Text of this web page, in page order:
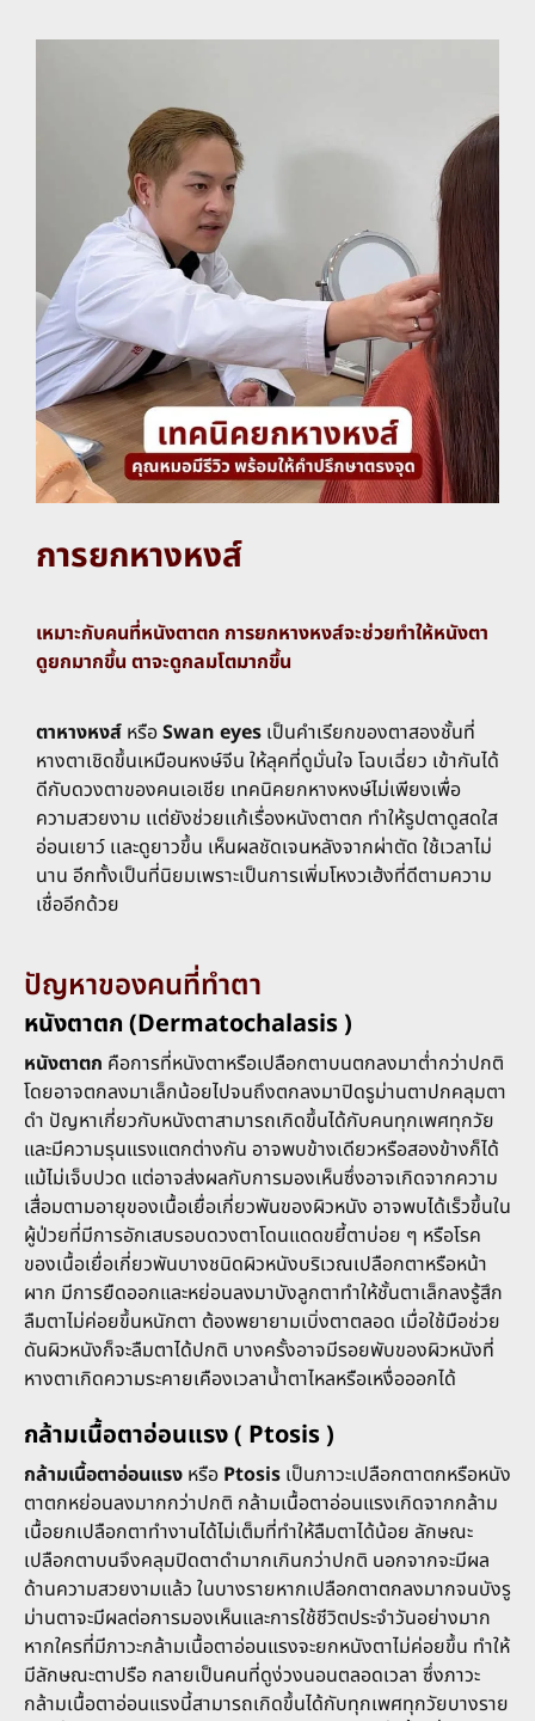
การยกหางหงส์
เหมาะกับคนที่หนังตาตก การยกหางหงส์จะช่วยทำให้หนังตา
ดูยกมากขึ้น ตาจะดูกลมโตมากขึ้น
ตาหางหงส์ หรือSwan eyes เป็นคำเรียกของตาสองชั้นที่
หางตาเชิดขึ้นเหมือนหงษ์จีน ให้ลุคที่ดูมั่นใจ โฉบเฉี่ยว เข้ากันได้
ดีกับดวงตาของคนเอเชีย เทคนิคยกหางหงษ์ไม่เพียงเพื่อ
ความสวยงาม เเต่ยังช่วยเเก้เรื่องหนังตาตก ทำให้รูปตาดูสดใส
อ่อนเยาว์ เเละดูยาวขึ้น เห็นผลชัดเจนหลังจากผ่าตัด ใช้เวลาไม่
นาน อีกทั้งเป็นที่นิยมเพราะเป็นการเพิ่มโหงวเฮ้งที่ดีตามความ
เชื่ออีกด้วย
ปัญหาของคนที่ทำตา
หนังตาตก (Dermatochalasis )
หนังตาตก คือการที่หนังตาหรือเปลือกตาบนตกลงมาต่ำกว่าปกติ
โดยอาจตกลงมาเล็กน้อยไปจนถึงตกลงมาปิดรูม่านตาปกคลุมตา
ดำ ปัญหาเกี่ยวกับหนังตาสามารถเกิดขึ้นได้กับคนทุกเพศทุกวัย
และมีความรุนแรงแตกต่างกัน อาจพบข้างเดียวหรือสองข้างก็ได้
แม้ไม่เจ็บปวด แต่อาจส่งผลกับการมองเห็นซึ่งอาจเกิดจากความ
เสื่อมตามอายุของเนื้อเยื่อเกี่ยวพันของผิวหนัง อาจพบได้เร็วขึ้นใน
ผู้ป่วยที่มีการอักเสบรอบดวงตาโดนแดดขยี้ตาบ่อย ๆ หรือโรค
ของเนื้อเยื่อเกี่ยวพันบางชนิดผิวหนังบริเวณเปลือกตาหรือหน้า
ผาก มีการยืดออกและหย่อนลงมาบังลูกตาทำให้ชั้นตาเล็กลงรู้สึก
ลืมตาไม่ค่อยขึ้นหนักตา ต้องพยายามเบิ่งตาตลอด เมื่อใช้มือช่วย
ดันผิวหนังก็จะลืมตาได้ปกติ บางครั้งอาจมีรอยพับของผิวหนังที่
หางตาเกิดความระคายเคืองเวลาน้ำตาไหลหรือเหงื่อออกได้
กล้ามเนื้อตาอ่อนแรง ( Ptosis )
กล้ามเนื้อตาอ่อนแรง หรือ Ptosis เป็นภาวะเปลือกตาตกหรือหนัง
ตาตกหย่อนลงมากกว่าปกติ กล้ามเนื้อตาอ่อนแรงเกิดจากกล้าม
เนื้อยกเปลือกตาทำงานได้ไม่เต็มที่ทำให้ลืมตาได้น้อย ลักษณะ
เปลือกตาบนจึงคลุมปิดตาดำมากเกินกว่าปกติ นอกจากจะมีผล
ด้านความสวยงามแล้ว ในบางรายหากเปลือกตาตกลงมากจนบังรู
ม่านตาจะมีผลต่อการมองเห็นและการใช้ชีวิตประจำวันอย่างมาก
หากใครที่มีภาวะกล้ามเนื้อตาอ่อนแรงจะยกหนังตาไม่ค่อยขึ้น ทำให้
มีลักษณะตาปรือ กลายเป็นคนที่ดูง่วงนอนตลอดเวลา ซึ่งภาวะ
กล้ามเนื้อตาอ่อนแรงนี้สามารถเกิดขึ้นได้กับทุกเพศทุกวัยบางราย